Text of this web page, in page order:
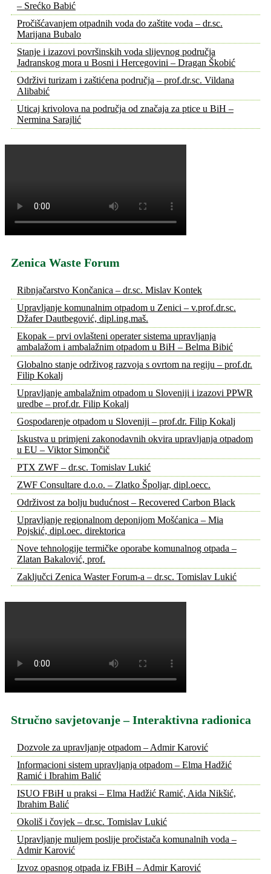
– Srećko Babić
Pročišćavanjem otpadnih voda do zaštite voda – dr.sc.
Marijana Bubalo
Stanje i izazovi površinskih voda slijevnog područja
Jadranskog mora u Bosni i Hercegovini – Dragan Škobić
Održivi turizam i zaštićena područja – prof.dr.sc. Vildana
Alibabić
Uticaj krivolova na područja od značaja za ptice u BiH –
Nermina Sarajlić
Zenica Waste Forum
Ribnjačarstvo Končanica – dr.sc. Mislav Kontek
Upravljanje komunalnim otpadom u Zenici – v.prof.dr.sc.
Džafer Dautbegović, dipl.ing.maš.
Ekopak – prvi ovlašteni operater sistema upravljanja
ambalažom i ambalažnim otpadom u BiH – Belma Bibić
Globalno stanje održivog razvoja s ovrtom na regiju – prof.dr.
Filip Kokalj
Upravljanje ambalažnim otpadom u Sloveniji i izazovi PPWR
uredbe – prof.dr. Filip Kokalj
Gospodarenje otpadom u Sloveniji – prof.dr. Filip Kokalj
Iskustva u primjeni zakonodavnih okvira upravljanja otpadom
u EU – Viktor Simončič
PTX ZWF – dr.sc. Tomislav Lukić
ZWF Consultare d.o.o. – Zlatko Špoljar, dipl.oecc.
Održivost za bolju budućnost – Recovered Carbon Black
Upravljanje regionalnom deponijom Mošćanica – Mia
Pojskić, dipl.oec. direktorica
Nove tehnologije termičke oporabe komunalnog otpada –
Zlatan Bakalović, prof.
Zaključci Zenica Waster Forum-a – dr.sc. Tomislav Lukić
Stručno savjetovanje – Interaktivna radionica
Dozvole za upravljanje otpadom – Admir Karović
Informacioni sistem upravljanja otpadom – Elma Hadžić
Ramić i Ibrahim Balić
ISUO FBiH u praksi – Elma Hadžić Ramić, Aida Nikšić,
Ibrahim Balić
Okoliš i čovjek – dr.sc. Tomislav Lukić
Upravljanje muljem poslije pročistača komunalnih voda –
Admir Karović
Izvoz opasnog otpada iz FBiH – Admir Karović